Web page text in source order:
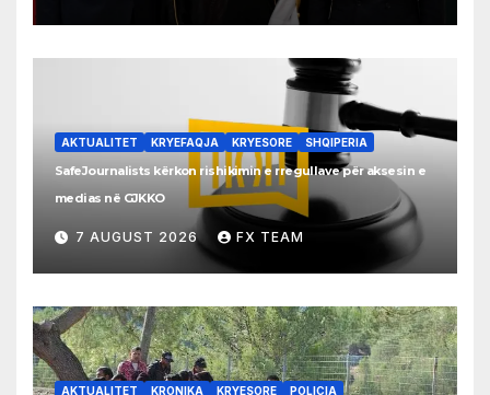
AKTUALITET KRYEFAQJA KRYESORE SHQIPERIA
SafeJournalists kërkon rishikimin e rregullave për aksesin e
medias në GJKKO
7 AUGUST 2026 FX TEAM
AKTUALITET KRONIKA KRYESORE POLICIA